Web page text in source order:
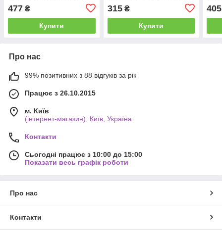
477 ₴
Купити
315₴
Купити
405
Про нас
99% позитивних з 88 відгуків за рік
Працює з 26.10.2015
м. Київ
(інтернет-магазин), Київ, Україна
Контакти
Сьогодні працює з 10:00 до 15:00
Показати весь графік роботи
Про нас
Контакти